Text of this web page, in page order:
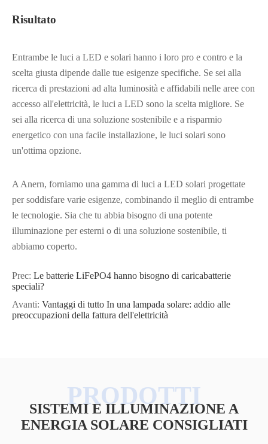
Risultato
Entrambe le luci a LED e solari hanno i loro pro e contro e la
scelta giusta dipende dalle tue esigenze specifiche. Se sei alla
ricerca di prestazioni ad alta luminosità e affidabili nelle aree con
accesso all'elettricità, le luci a LED sono la scelta migliore. Se
sei alla ricerca di una soluzione sostenibile e a risparmio
energetico con una facile installazione, le luci solari sono
un'ottima opzione.
A Anern, forniamo una gamma di luci a LED solari progettate
per soddisfare varie esigenze, combinando il meglio di entrambe
le tecnologie. Sia che tu abbia bisogno di una potente
illuminazione per esterni o di una soluzione sostenibile, ti
abbiamo coperto.
Prec: Le batterie LiFePO4 hanno bisogno di caricabatterie
speciali?
Avanti: Vantaggi di tutto In una lampada solare: addio alle
preoccupazioni della fattura dell'elettricità
SISTEMI E ILLUMINAZIONE A
ENERGIA SOLARE CONSIGLIATI